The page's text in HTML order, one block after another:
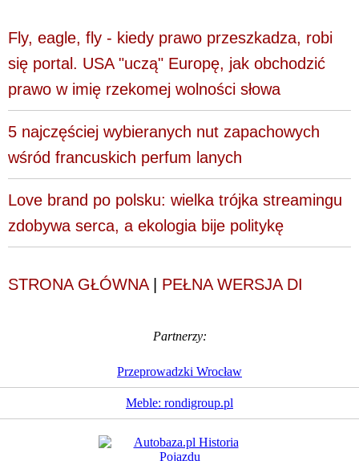
Fly, eagle, fly - kiedy prawo przeszkadza, robi
się portal. USA "uczą" Europę, jak obchodzić
prawo w imię rzekomej wolności słowa
5 najczęściej wybieranych nut zapachowych
wśród francuskich perfum lanych
Love brand po polsku: wielka trójka streamingu
zdobywa serca, a ekologia bije politykę
STRONA GŁÓWNA| PEŁNA WERSJA DI
Partnerzy:
Przeprowadzki Wrocław
Meble: rondigroup.pl